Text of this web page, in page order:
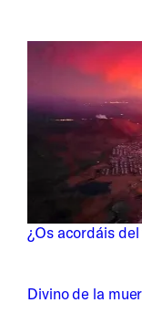
¿Os acordáis
Divino de la